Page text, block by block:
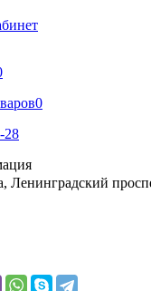
0
28
Ленинградский